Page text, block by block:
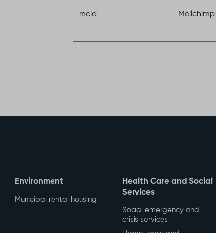
_mcid Mailchimp
Environment
Municipal rental housing
Health Care and Social
Services
Social emergency and
crisis services